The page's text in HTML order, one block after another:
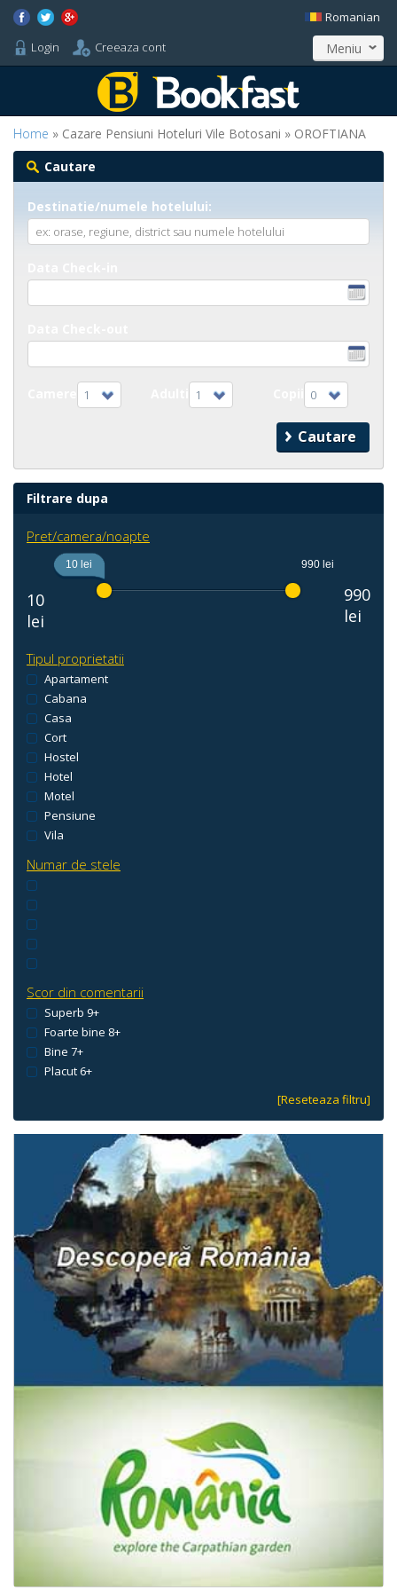
Login Creeaza cont
Romanian
Meniu
Home » Cazare Pensiuni Hoteluri Vile Botosani » OROFTIANA
Cautare
Destinatie/numele hotelului:
1 1 0
Filtrare dupa
Pret/camera/noapte
10
lei
10 lei 990 lei
990
lei
Tipul proprietatii
Apartament
Cabana
Casa
Cort
Hostel
Hotel
Motel
Pensiune
Vila
Numar de stele
Scor din comentarii
Superb 9+
Foarte bine 8+
Bine 7+
Placut 6+
[Reseteaza filtru]